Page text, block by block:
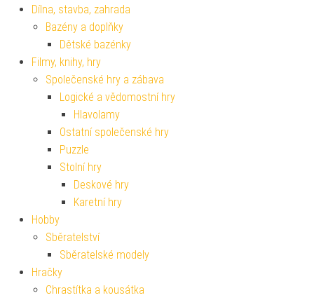
Dílna, stavba, zahrada
Bazény a doplňky
Dětské bazénky
Filmy, knihy, hry
Společenské hry a zábava
Logické a vědomostní hry
Hlavolamy
Ostatní společenské hry
Puzzle
Stolní hry
Deskové hry
Karetní hry
Hobby
Sběratelství
Sběratelské modely
Hračky
Chrastítka a kousátka